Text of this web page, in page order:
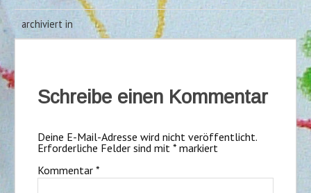
archiviert in
Schreibe einen Kommentar
Deine E-Mail-Adresse wird nicht veröffentlicht.
Erforderliche Felder sind mit *markiert
Kommentar *